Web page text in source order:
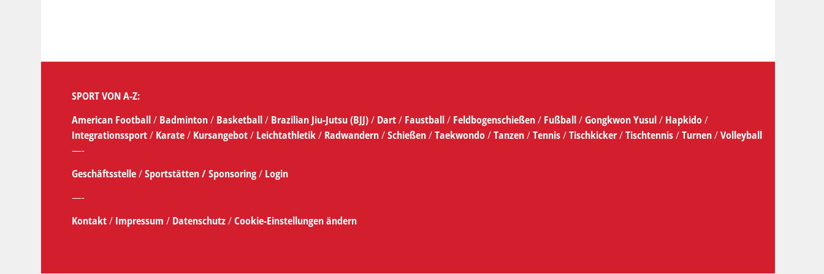
SPORT VON A-Z:
American Football/ Badminton/ Basketball/ Brazilian Jiu-Jutsu (BJJ)/ Dart/ Faustball/ Feldbogenschießen/ Fußball/Gongkwon Yusul/ Hapkido/
Integrationssport/ Karate/ Kursangebot/ Leichtathletik/ Radwandern/Schießen/Taekwondo/Tanzen/Tennis/Tischkicker/Tischtennis/Turnen/Volleyball
—-
Geschäftsstelle/Sportstätten /Sponsoring/ Login
—-
Kontakt/ Impressum/ Datenschutz/Cookie-Einstellungen ändern